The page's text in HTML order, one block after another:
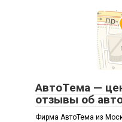
АвтоТема —
отзывы об
Фирма АвтоТема из